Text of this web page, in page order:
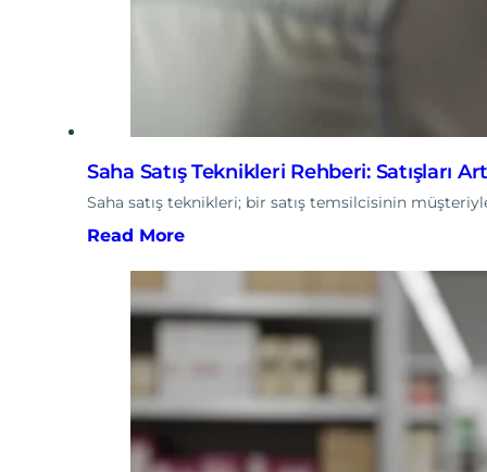
Saha Satış Teknikleri Rehberi: Satışları
Saha satış teknikleri; bir satış temsilcisinin
Read More